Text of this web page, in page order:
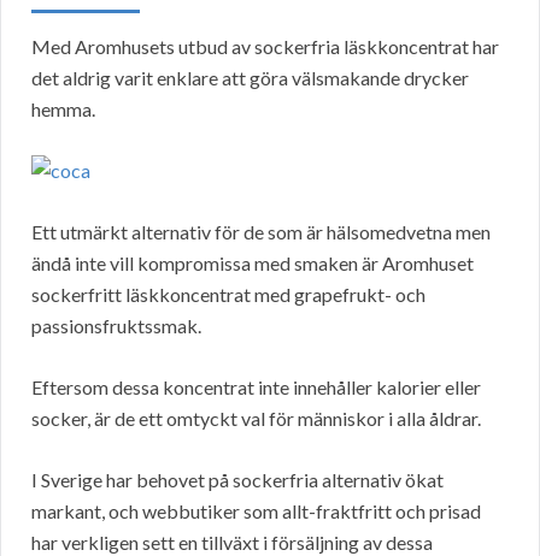
Med Aromhusets utbud av sockerfria läskkoncentrat har
det aldrig varit enklare att göra välsmakande drycker
hemma.
Ett utmärkt alternativ för de som är hälsomedvetna men
ändå inte vill kompromissa med smaken är Aromhuset
sockerfritt läskkoncentrat med grapefrukt- och
passionsfruktssmak.
Eftersom dessa koncentrat inte innehåller kalorier eller
socker, är de ett omtyckt val för människor i alla åldrar.
I Sverige har behovet på sockerfria alternativ ökat
markant, och webbutiker som allt-fraktfritt och prisad
har verkligen sett en tillväxt i försäljning av dessa